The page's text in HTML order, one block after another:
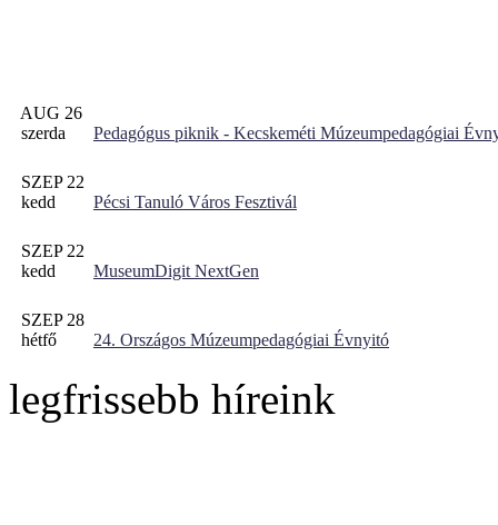
AUG 26
szerda
Pedagógus piknik - Kecskeméti Múzeumpedagógiai
SZEP 22
kedd
Pécsi Tanuló Város Fesztivál
SZEP 22
kedd
MuseumDigit NextGen
SZEP 28
hétfő
24. Országos Múzeumpedagógiai Évnyitó
legfrissebb híreink